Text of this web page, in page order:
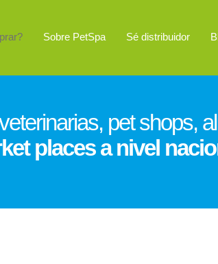
Sobre PetSpa Sé distribuidor
pet shops,
places a nivel